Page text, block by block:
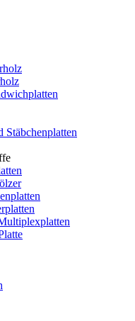
Stäbchenplatten